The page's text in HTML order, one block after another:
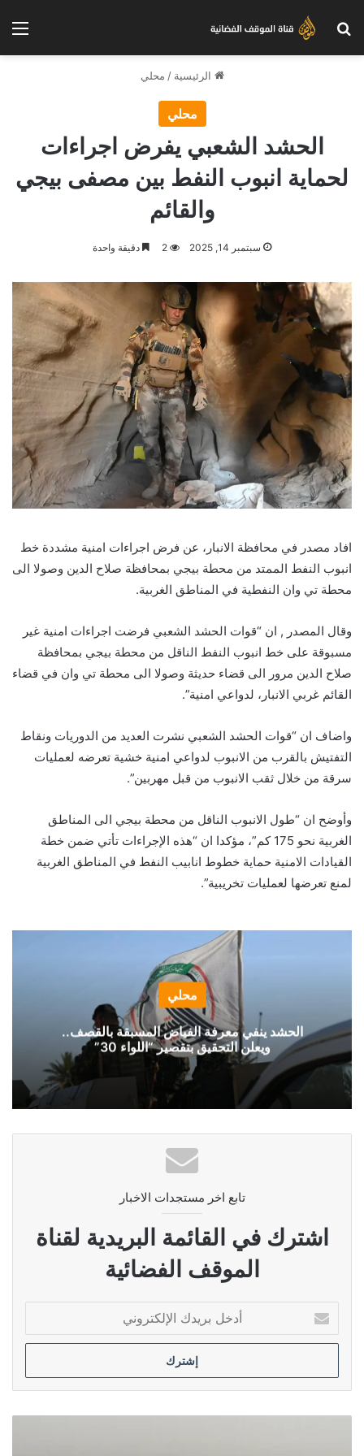
بحث عن
الرئيسية / محلي
محلي
الحشد الشعبي يفرض اجراءات
لحماية انبوب النفط بين مصفى بيجي
والقائم
سبتمبر 14, 2025 2 دقيقة واحدة
افاد مصدر في محافظة الانبار، عن فرض اجراءات امنية مشددة خط
انبوب النفط الممتد من محطة بيجي بمحافظة صلاح الدين وصولا الى
محطة تي وان النفطية في المناطق الغربية.
وقال المصدر , ان “قوات الحشد الشعبي فرضت اجراءات امنية غير
مسبوقة على خط انبوب النفط الناقل من محطة بيجي بمحافظة
صلاح الدين مرور الى قضاء حديثة وصولا الى محطة تي وان في قضاء
القائم غربي الانبار، لدواعي امنية”.
واضاف ان “قوات الحشد الشعبي نشرت العديد من الدوريات ونقاط
التفتيش بالقرب من الانبوب لدواعي امنية خشية تعرضه لعمليات
سرقة من خلال ثقب الانبوب من قبل مهربين”.
وأوضح ان “طول الانبوب الناقل من محطة بيجي الى المناطق
الغربية نحو 175 كم”، مؤكدا ان “هذه الإجراءات تأتي ضمن خطة
القيادات الامنية حماية خطوط انابيب النفط في المناطق الغربية
لمنع تعرضها لعمليات تخريبية”.
محلي
الحشد ينفي معرفة الفياض المسبقة بالقصف..
ويعلن التحقيق بتقصير “اللواء 30”
تابع اخر مستجدات الاخبار
اشترك في القائمة البريدية لقناة
الموقف الفضائية
بريدك
الإلكتروني